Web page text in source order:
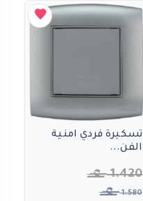
تسكيرة فردي امنية
الفن...
1.420
1.580